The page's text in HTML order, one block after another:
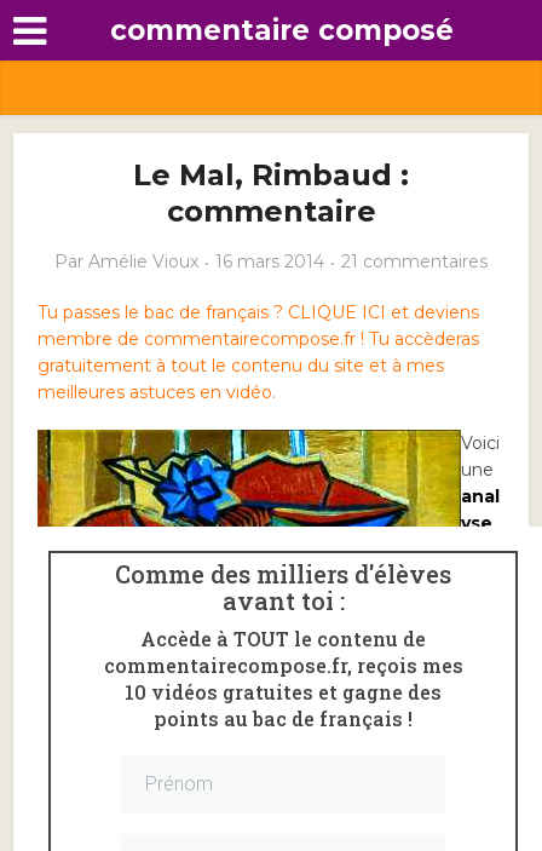
commentaire composé
Le Mal, Rimbaud :
commentaire
Par Amélie Vioux 16 mars 2014 21 commentaires
Tu passes le bac de français ? CLIQUE ICI et deviens
membre de commentairecompose.fr ! Tu accèderas
gratuitement à tout le contenu du site et à mes
meilleures astuces en vidéo.
Voici
une
anal
yse
dup
Comme des milliers d'élèves
avant toi :
Accède à TOUT le contenu de
commentairecompose.fr, reçois mes
10 vidéos gratuites et gagne des
points au bac de français !